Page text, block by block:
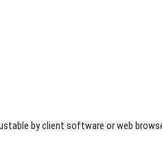
by client software or web browser